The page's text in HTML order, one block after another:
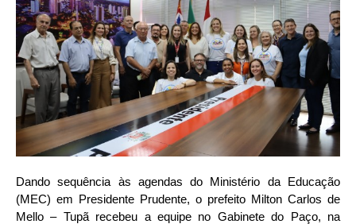
Dando sequência às agendas do Ministério da Educação
(MEC) em Presidente Prudente, o prefeito Milton Carlos de
Mello – Tupã recebeu a equipe no Gabinete do Paço, na